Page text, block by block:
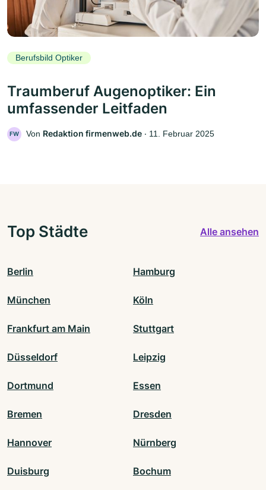
Berufsbild Optiker
Traumberuf Augenoptiker: Ein
umfassender Leitfaden
FW Von Redaktion firmenweb.de ‧ 11. Februar 2025
Top Städte Alle ansehen
Berlin Hamburg
München Köln
Frankfurt am Main Stuttgart
Düsseldorf Leipzig
Dortmund Essen
Bremen Dresden
Hannover Nürnberg
Duisburg Bochum